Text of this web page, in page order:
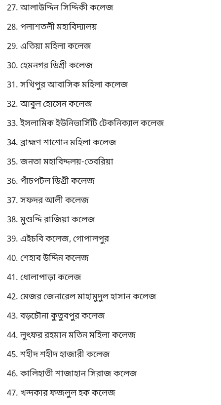
আলাউদ্দিন সিদ্দিকী কলেজ
পলাশতলী মহাবিদ্যালয়
এতিয়া মহিলা কলেজ
হেমনগর ডিগ্রী কলেজ
সখিপুর আবাসিক মহিলা কলেজ
আবুল হোসেন কলেজ
ইসলামিক ইউনিভার্সিটি টেকনিক্যাল কলেজ
ব্রাহ্মণ শাশোন মহিলা কলেজ
জনতা মহাবিদ্দলয়-তেবরিয়া
পাঁচপটল ডিগ্রী কলেজ
সফদর আলী কলেজ
মুশুদ্দি রাজিয়া কলেজ
এইচবি কলেজ, গোপালপুর
শেহাব উদ্দিন কলেজ
ধোলাপাড়া কলেজ
মেজর জেনারেল মাহামুদুল হাসান কলেজ
বড়চৌনা কুতুবপুর কলেজ
লুৎফর রহমান মতিন মহিলা কলেজ
শহীদ শহীদ হাজারী কলেজ
কালিহাতী শাজাহান সিরাজ কলেজ
খন্দকার ফজলুল হক কলেজ